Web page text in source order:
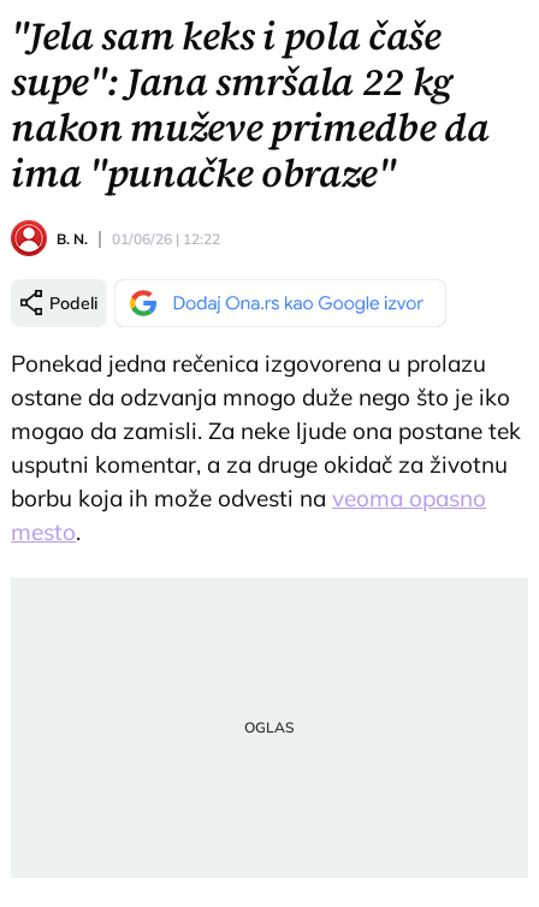
"Jela sam keks i pola čaše
supe": Jana smršala 22 kg
nakon muževe primedbe da
ima "punačke obraze"
B. N. 01/06/26 | 12:22
Podeli
Ponekad jedna rečenica izgovorena u prolazu
ostane da odzvanja mnogo duže nego što je iko
mogao da zamisli. Za neke ljude ona postane tek
usputni komentar, a za druge okidač za životnu
borbu koja ih može odvesti naveoma opasno
mesto.